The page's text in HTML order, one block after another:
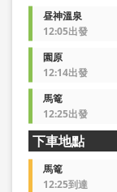
昼神溫泉
12:05出發
園原
12:14出發
馬篭
12:25出發
下車地點
馬篭
12:25到達